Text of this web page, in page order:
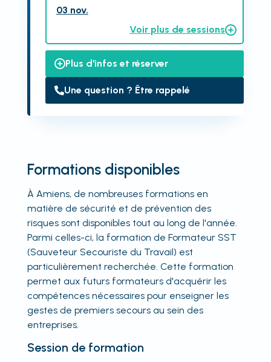
03 nov.
Voir plus de sessions
Plus d'infos et réserver
Une question ? Être rappelé
Formations disponibles
À Amiens, de nombreuses formations en
matière de sécurité et de prévention des
risques sont disponibles tout au long de l'année.
Parmi celles-ci, la formation de Formateur SST
(Sauveteur Secouriste du Travail) est
particulièrement recherchée. Cette formation
permet aux futurs formateurs d'acquérir les
compétences nécessaires pour enseigner les
gestes de premiers secours au sein des
entreprises.
Session de formation